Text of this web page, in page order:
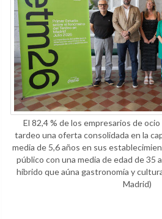
El 82,4 % de los empresarios de
tardeo una oferta consolidada en la
media de 5,6 años en sus
público con una media de edad de 35
híbrido que aúna gastronomía y
Madrid)